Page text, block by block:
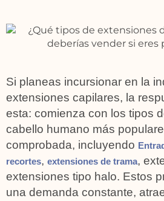
Si planeas incursionar en la
extensiones capilares, la
esta: comienza con los tipos
cabello humano más
comprobada, incluyendo
recortes, extensiones de trama,
extensiones tipo halo. Estos
una demanda constante,